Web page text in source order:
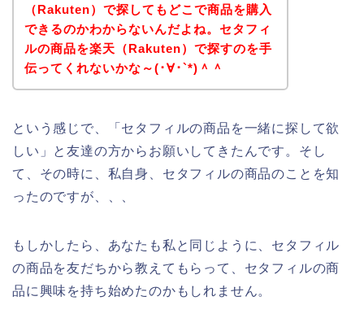
（Rakuten）で探してもどこで商品を購入
できるのかわからないんだよね。セタフィ
ルの商品を楽天（Rakuten）で探すのを手
伝ってくれないかな～(･∀･`*)＾＾
という感じで、「セタフィルの商品を一緒に探して欲
しい」と友達の方からお願いしてきたんです。そし
て、その時に、私自身、セタフィルの商品のことを知
ったのですが、、、
もしかしたら、あなたも私と同じように、セタフィル
の商品を友だちから教えてもらって、セタフィルの商
品に興味を持ち始めたのかもしれません。